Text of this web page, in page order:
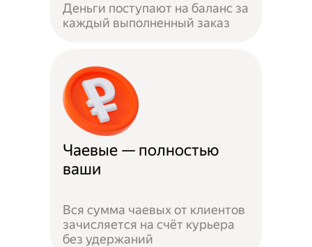
Деньги поступают на баланс за
каждый выполненный заказ
Чаевые — полностью
ваши
Вся сумма чаевых от клиентов
зачисляется на счёт курьера
без удержаний